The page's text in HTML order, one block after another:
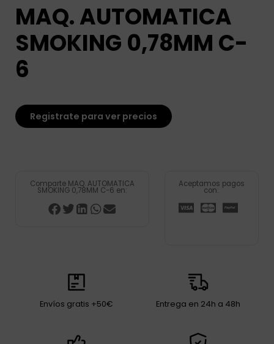
MAQ. AUTOMATICA
SMOKING 0,78MM C-
6
Registrate para ver precios
Comparte MAQ. AUTOMATICA
SMOKING 0,78MM C-6 en:
Aceptamos pagos
con:
Envíos gratis +50€ Entrega en 24h a 48h